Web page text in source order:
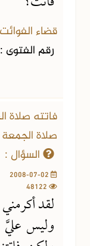
قضاء الفوائت
رقم الفتوى :
فاتته صلاة
صلاة الجمعة
السؤال :
لقد
وليس عليَّ